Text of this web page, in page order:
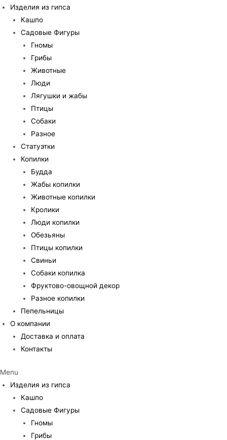
Изделия из гипса
Кашпо
Садовые Фигуры
Гномы
Грибы
Животные
Люди
Лягушки и жабы
Птицы
Собаки
Разное
Статуэтки
Копилки
Будда
Жабы копилки
Животные копилки
Кролики
Люди копилки
Обезьяны
Птицы копилки
Свиньи
Собаки копилка
Фруктово-овощной декор
Разное копилки
Пепельницы
О компании
Доставка и оплата
Контакты
Menu
Изделия из гипса
Кашпо
Садовые Фигуры
Гномы
Грибы